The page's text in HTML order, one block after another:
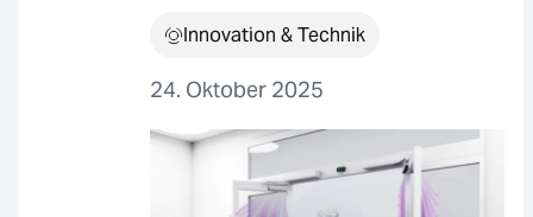
Innovation & Technik
24. Oktober 2025